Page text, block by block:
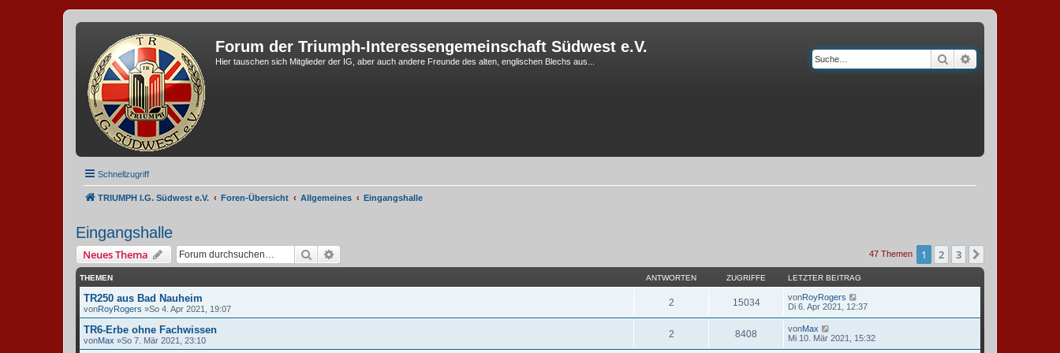
Forum der Triumph-Interessengemeinschaft Südwest e.V.
Hier tauschen sich Mitglieder der IG, aber auch andere Freunde des alten, englischen Blechs aus... Suche
Schnellzugriff
TRIUMPH I.G. Südwest e.V. Foren-Übersicht Allgemeines Eingangshalle
Eingangshalle
Neues Thema Suche 47 Themen 1 2 3
THEMEN ANTWORTEN ZUGRIFFE LETZTER BEITRAG
TR250 aus Bad Nauheim
vonRoyRogers »So 4. Apr 2021, 19:07
2 15034 vonRoyRogers
Di 6. Apr 2021, 12:37
TR6-Erbe ohne Fachwissen
vonMax »So 7. Mär 2021, 23:10
2 8408 vonMax
Mi 10. Mär 2021, 15:32